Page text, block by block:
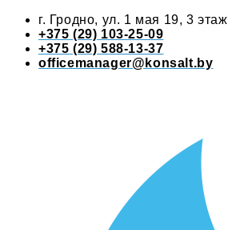
г. Гродно, ул. 1 мая 19, 3 этаж
+375 (29) 103-25-09
+375 (29) 588-13-37
officemanager@konsalt.by